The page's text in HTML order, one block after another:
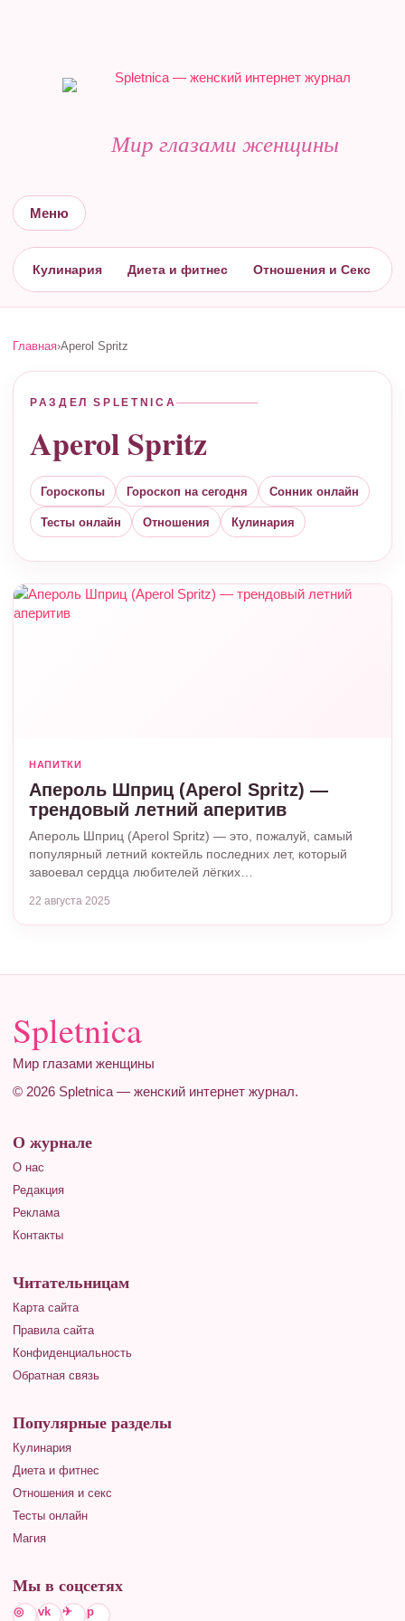
Мир глазами женщины
Меню
Кулинария Диета и фитнес Отношения и Секс
Главная›Aperol Spritz
РАЗДЕЛ SPLETNICA
Aperol Spritz
Гороскопы Гороскоп на сегодня Сонник онлайн
Тесты онлайн Отношения Кулинария
НАПИТКИ
Апероль Шприц (Aperol Spritz) —
трендовый летний аперитив
Апероль Шприц (Aperol Spritz) — это, пожалуй, самый
популярный летний коктейль последних лет, который
завоевал сердца любителей лёгких…
22 августа 2025
Spletnica
Мир глазами женщины
© 2026 Spletnica — женский интернет журнал.
О журнале
О нас
Редакция
Реклама
Контакты
Читательницам
Карта сайта
Правила сайта
Конфиденциальность
Обратная связь
Популярные разделы
Кулинария
Диета и фитнес
Отношения и секс
Тесты онлайн
Магия
Мы в соцсетях
◎ vk ✈ p